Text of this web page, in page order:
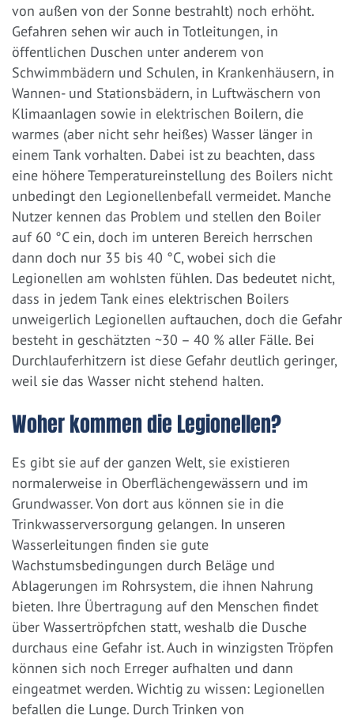
von außen von der Sonne bestrahlt) noch erhöht.
Gefahren sehen wir auch in Totleitungen, in
öffentlichen Duschen unter anderem von
Schwimmbädern und Schulen, in Krankenhäusern, in
Wannen- und Stationsbädern, in Luftwäschern von
Klimaanlagen sowie in elektrischen Boilern, die
warmes (aber nicht sehr heißes) Wasser länger in
einem Tank vorhalten. Dabei ist zu beachten, dass
eine höhere Temperatureinstellung des Boilers nicht
unbedingt den Legionellenbefall vermeidet. Manche
Nutzer kennen das Problem und stellen den Boiler
auf 60 °C ein, doch im unteren Bereich herrschen
dann doch nur 35 bis 40 °C, wobei sich die
Legionellen am wohlsten fühlen. Das bedeutet nicht,
dass in jedem Tank eines elektrischen Boilers
unweigerlich Legionellen auftauchen, doch die Gefahr
besteht in geschätzten ~30 – 40 % aller Fälle. Bei
Durchlauferhitzern ist diese Gefahr deutlich geringer,
weil sie das Wasser nicht stehend halten.
Woher kommen die Legionellen?
Es gibt sie auf der ganzen Welt, sie existieren
normalerweise in Oberflächengewässern und im
Grundwasser. Von dort aus können sie in die
Trinkwasserversorgung gelangen. In unseren
Wasserleitungen finden sie gute
Wachstumsbedingungen durch Beläge und
Ablagerungen im Rohrsystem, die ihnen Nahrung
bieten. Ihre Übertragung auf den Menschen findet
über Wassertröpfchen statt, weshalb die Dusche
durchaus eine Gefahr ist. Auch in winzigsten Tröpfen
können sich noch Erreger aufhalten und dann
eingeatmet werden. Wichtig zu wissen: Legionellen
befallen die Lunge. Durch Trinken von